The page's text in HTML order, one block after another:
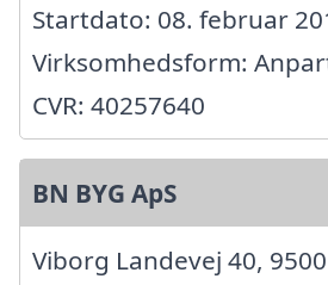
Startdato: 08. februar
Virksomhedsform:
CVR: 40257640
BN BYG ApS
Viborg Landevej 40,